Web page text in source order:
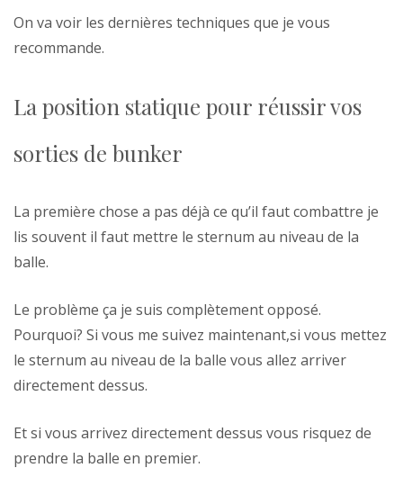
On va voir les dernières techniques que je vous
recommande.
La position statique pour réussir vos
sorties de bunker
La première chose a pas déjà ce qu’il faut combattre je
lis souvent il faut mettre le sternum au niveau de la
balle.
Le problème ça je suis complètement opposé.
Pourquoi? Si vous me suivez maintenant,si vous mettez
le sternum au niveau de la balle vous allez arriver
directement dessus.
Et si vous arrivez directement dessus vous risquez de
prendre la balle en premier.